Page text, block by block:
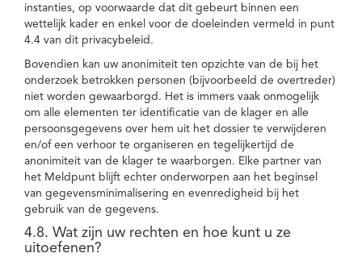
instanties, op voorwaarde dat dit gebeurt binnen een
wettelijk kader en enkel voor de doeleinden vermeld in punt
4.4 van dit privacybeleid.
Bovendien kan uw anonimiteit ten opzichte van de bij het
onderzoek betrokken personen (bijvoorbeeld de overtreder)
niet worden gewaarborgd. Het is immers vaak onmogelijk
om alle elementen ter identificatie van de klager en alle
persoonsgegevens over hem uit het dossier te verwijderen
en/of een verhoor te organiseren en tegelijkertijd de
anonimiteit van de klager te waarborgen. Elke partner van
het Meldpunt blijft echter onderworpen aan het beginsel
van gegevensminimalisering en evenredigheid bij het
gebruik van de gegevens.
4.8. Wat zijn uw rechten en hoe kunt u ze
uitoefenen?